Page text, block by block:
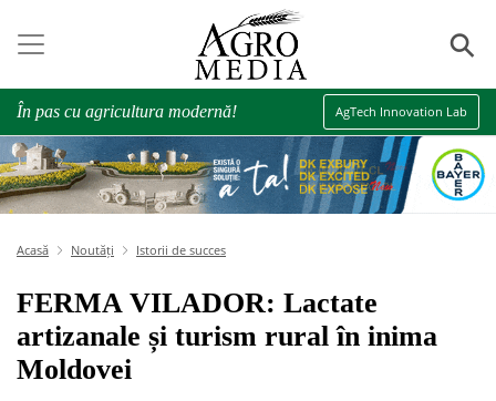
⚲
În pas cu agricultura modernă! AgTech Innovation Lab
Acasă Noutăți Istorii de succes
FERMA VILADOR: Lactate
artizanale și turism rural în inima
Moldovei